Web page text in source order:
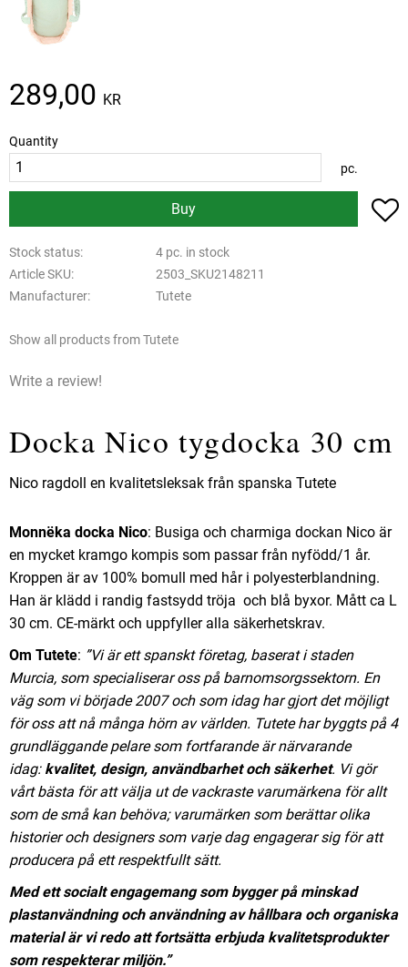
289,00 KR
Quantity
pc.
Buy
Stock status
4 pc. in stock
Article SKU
2503_SKU2148211
Manufacturer
Tutete
Show all products from Tutete
Write a review!
Docka Nico tygdocka 30 cm
Nico ragdoll en kvalitetsleksak från spanska Tutete
Monnëka docka Nico: Busiga och charmiga dockan Nico är
en mycket kramgo kompis som passar från nyfödd/1 år.
Kroppen är av 100% bomull med hår i polyesterblandning.
Han är klädd i randig fastsydd tröja och blå byxor. Mått ca L
30 cm. CE-märkt och uppfyller alla säkerhetskrav.
Om Tutete: ”Vi är ett spanskt företag, baserat i staden
Murcia, som specialiserar oss på barnomsorgssektorn. En
väg som vi började 2007 och som idag har gjort det möjligt
för oss att nå många hörn av världen. Tutete har byggts på 4
grundläggande pelare som fortfarande är närvarande
idag: kvalitet, design, användbarhet och säkerhet. Vi gör
vårt bästa för att välja ut de vackraste varumärkena för allt
som de små kan behöva; varumärken som berättar olika
historier och designers som varje dag engagerar sig för att
producera på ett respektfullt sätt.
Med ett socialt engagemang som bygger på minskad
plastanvändning och användning av hållbara och organiska
material är vi redo att fortsätta erbjuda kvalitetsprodukter
som respekterar miljön.”